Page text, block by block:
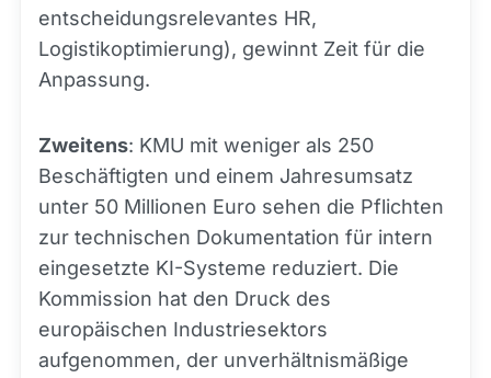
entscheidungsrelevantes HR,
Logistikoptimierung), gewinnt Zeit für die
Anpassung.
Zweitens: KMU mit weniger als 250
Beschäftigten und einem Jahresumsatz
unter 50 Millionen Euro sehen die Pflichten
zur technischen Dokumentation für intern
eingesetzte KI-Systeme reduziert. Die
Kommission hat den Druck des
europäischen Industriesektors
aufgenommen, der unverhältnismäßige